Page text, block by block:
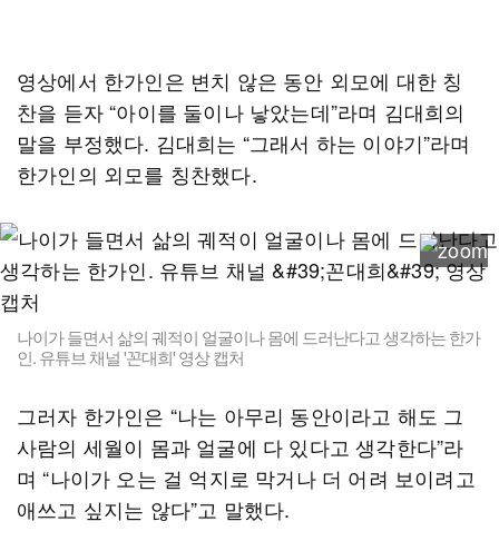
영상에서 한가인은 변치 않은 동안 외모에 대한 칭
찬을 듣자 “아이를 둘이나 낳았는데”라며 김대희의
말을 부정했다. 김대희는 “그래서 하는 이야기”라며
한가인의 외모를 칭찬했다.
나이가 들면서 삶의 궤적이 얼굴이나 몸에 드러난다고 생각하는 한가
인. 유튜브 채널 '꼰대희' 영상 캡처
그러자 한가인은 “나는 아무리 동안이라고 해도 그
사람의 세월이 몸과 얼굴에 다 있다고 생각한다”라
며 “나이가 오는 걸 억지로 막거나 더 어려 보이려고
애쓰고 싶지는 않다”고 말했다.